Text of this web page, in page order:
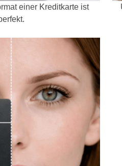
einer Kreditkarte ist